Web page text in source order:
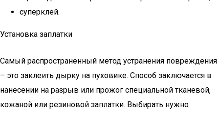
суперклей.
Установка заплатки
Самый распространенный метод устранения повреждения
– это заклеить дырку на пуховике. Способ заключается в
нанесении на разрыв или прожог специальной тканевой,
кожаной или резиновой заплатки. Выбирать нужно